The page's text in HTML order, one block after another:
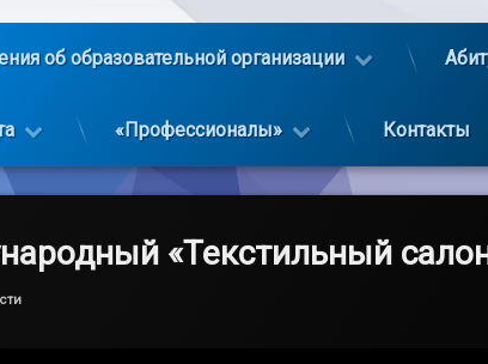
об образовательной организации
«Профессионалы» Контакты
«Текстильный
на